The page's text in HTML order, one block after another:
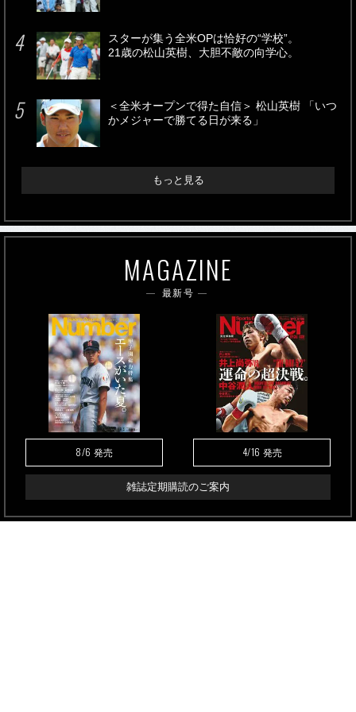
スターが集う全米OPは恰好の“学校”。
21歳の松山英樹、大胆不敵の向学心。
＜全米オープンで得た自信＞ 松山英樹 「いつ
かメジャーで勝てる日が来る」
もっと見る
MAGAZINE
最新号
8/6 発売 4/16 発売
雑誌定期購読のご案内